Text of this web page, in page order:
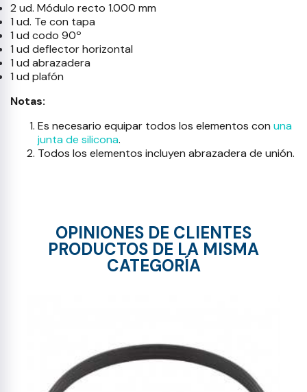
2 ud. Módulo recto 1.000 mm
1 ud. Te con tapa
1 ud codo 90º
1 ud deflector horizontal
1 ud abrazadera
1 ud plafón
Notas:
Es necesario equipar todos los elementos con una
junta de silicona.
Todos los elementos incluyen abrazadera de unión.
OPINIONES DE CLIENTES
PRODUCTOS DE LA MISMA
CATEGORÍA